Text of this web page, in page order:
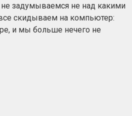
задумываемся не над какими
скидываем на компьютер:
и мы больше нечего не